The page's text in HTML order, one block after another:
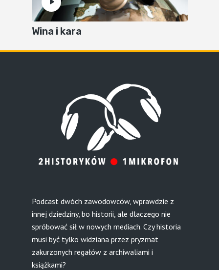
Wina i kara
Podcast dwóch zawodowców, wprawdzie z
innej dziedziny, bo historii, ale dlaczego nie
spróbować sił w nowych mediach. Czy historia
musi być tylko widziana przez pryzmat
zakurzonych regałów z archiwaliami i
książkami?